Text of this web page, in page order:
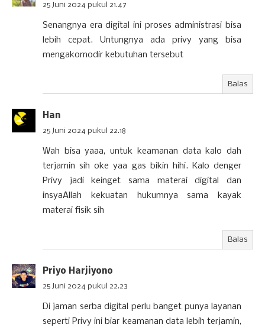
25 Juni 2024 pukul 21.47
Senangnya era digital ini proses administrasi bisa
lebih cepat. Untungnya ada privy yang bisa
mengakomodir kebutuhan tersebut
Balas
Han
25 Juni 2024 pukul 22.18
Wah bisa yaaa, untuk keamanan data kalo dah
terjamin sih oke yaa gas bikin hihi. Kalo denger
Privy jadi keinget sama materai digital dan
insyaAllah kekuatan hukumnya sama kayak
materai fisik sih
Balas
Priyo Harjiyono
25 Juni 2024 pukul 22.23
Di jaman serba digital perlu banget punya layanan
seperti Privy ini biar keamanan data lebih terjamin,